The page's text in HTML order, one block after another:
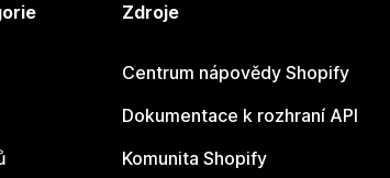
Zdroje
Centrum nápovědy Shopify
Dokumentace k rozhraní API
Komunita Shopify